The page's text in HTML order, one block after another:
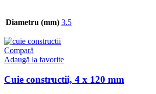
Diametru (mm) 3.5
Compară
Adaugă la favorite
Cuie constructii, 4 x 120 mm